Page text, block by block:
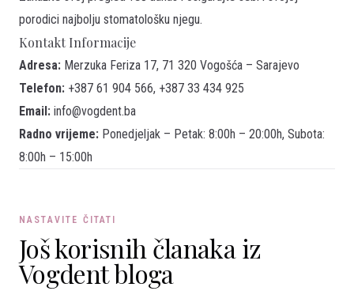
porodici najbolju stomatološku njegu.
Kontakt Informacije
Adresa: Merzuka Feriza 17, 71 320 Vogošća – Sarajevo
Telefon: +387 61 904 566, +387 33 434 925
Email: info@vogdent.ba
Radno vrijeme: Ponedjeljak – Petak: 8:00h – 20:00h, Subota:
8:00h – 15:00h
NASTAVITE ČITATI
Još korisnih članaka iz
Vogdent bloga